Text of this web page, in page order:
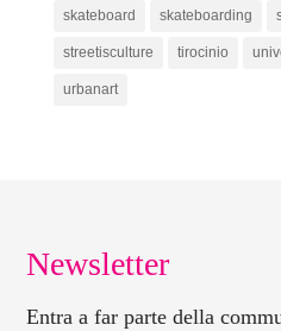
skateboard skateboarding
streetisculture tirocinio
urbanart
Newsletter
Entra a far parte della